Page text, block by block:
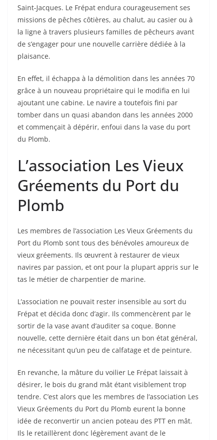
Saint-Jacques. Le Frépat endura courageusement ses
missions de pêches côtières, au chalut, au casier ou à
la ligne à travers plusieurs familles de pêcheurs avant
de s’engager pour une nouvelle carrière dédiée à la
plaisance.
En effet, il échappa à la démolition dans les années 70
grâce à un nouveau propriétaire qui le modifia en lui
ajoutant une cabine. Le navire a toutefois fini par
tomber dans un quasi abandon dans les années 2000
et commençait à dépérir, enfoui dans la vase du port
du Plomb.
L’association Les Vieux
Gréements du Port du
Plomb
Les membres de l’association Les Vieux Gréements du
Port du Plomb sont tous des bénévoles amoureux de
vieux gréements. Ils œuvrent à restaurer de vieux
navires par passion, et ont pour la plupart appris sur le
tas le métier de charpentier de marine.
L’association ne pouvait rester insensible au sort du
Frépat et décida donc d’agir. Ils commencèrent par le
sortir de la vase avant d’auditer sa coque. Bonne
nouvelle, cette dernière était dans un bon état général,
ne nécessitant qu’un peu de calfatage et de peinture.
En revanche, la mâture du voilier Le Frépat laissait à
désirer, le bois du grand mât étant visiblement trop
tendre. C’est alors que les membres de l’association Les
Vieux Gréements du Port du Plomb eurent la bonne
idée de reconvertir un ancien poteau des PTT en mât.
Ils le retaillèrent donc légèrement avant de le